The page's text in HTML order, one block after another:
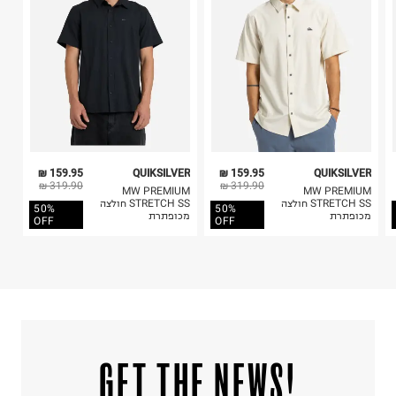
לכבס צבעים כהים בנפרד
ללא חומרי הלבנה, ללא השריה
אין לשפשף במקום אחד
לייבש הפוך ובצל
אין לייבש במכונת ייבוש
אסור לגהץ
ניקוי יבש אסור
ללא סחיטה
היבואן
בילי האוס בע"מ
575 ת.ד, בית חירות.
ח.פ.512836677
159.95 ₪
319.90 ₪
50%
OFF
QUIKSILVER
MW PREMIUM
STRETCH SS חולצה
מכופתרת
159.95 ₪
319.90 ₪
50%
OFF
QUIKSILVER
MW PREMIUM
STRETCH SS חולצה
מכופתרת
!GET THE NEWS